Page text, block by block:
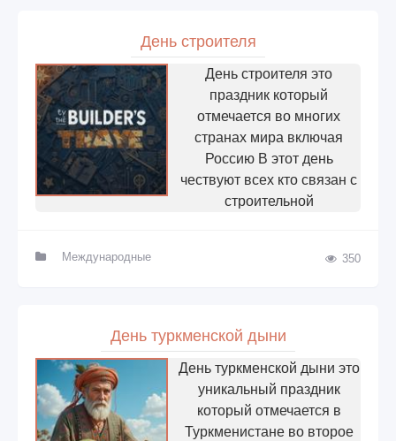
День строителя
День строителя это
праздник который
отмечается во многих
странах мира включая
Россию В этот день
чествуют всех кто связан с
строительной
Международные 350
День туркменской дыни
День туркменской дыни это
уникальный праздник
который отмечается в
Туркменистане во второе